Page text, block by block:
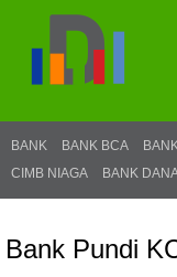
BANK BANK BCA
CIMB NIAGA
BANK
Bank Pundi